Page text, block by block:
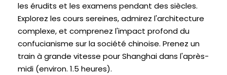
les érudits et les examens pendant des siècles.
Explorez les cours sereines, admirez l'architecture
complexe, et comprenez l'impact profond du
confucianisme sur la société chinoise. Prenez un
train à grande vitesse pour Shanghai dans l'après-
midi (environ. 1.5 heures).